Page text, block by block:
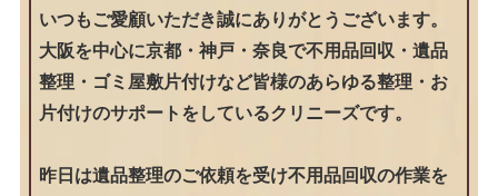
いつもご愛顧いただき誠にありがとうございます。
大阪を中心に京都・神戸・奈良で不用品回収・遺品
整理・ゴミ屋敷片付けなど皆様のあらゆる整理・お
片付けのサポートをしているクリニーズです。
昨日は遺品整理のご依頼を受け不用品回収の作業を